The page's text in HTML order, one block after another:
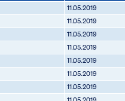
11.05.2019
11.05.2019
11.05.2019
11.05.2019
11.05.2019
11.05.2019
11.05.2019